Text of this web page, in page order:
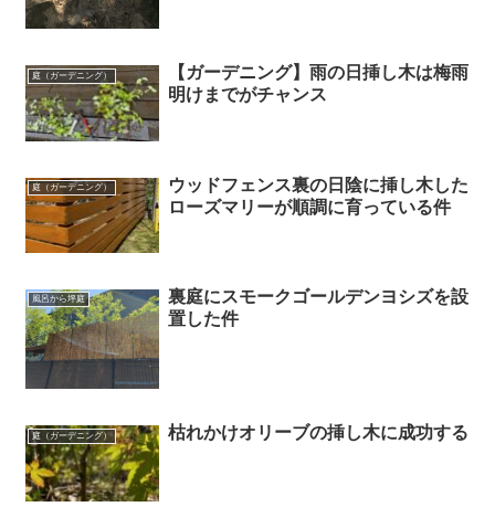
庭（ガーデニング）
【ガーデニング】雨の日挿し木は梅雨
明けまでがチャンス
庭（ガーデニング）
ウッドフェンス裏の日陰に挿し木した
ローズマリーが順調に育っている件
風呂から坪庭
裏庭にスモークゴールデンヨシズを設
置した件
庭（ガーデニング） 枯れかけオリーブの挿し木に成功する